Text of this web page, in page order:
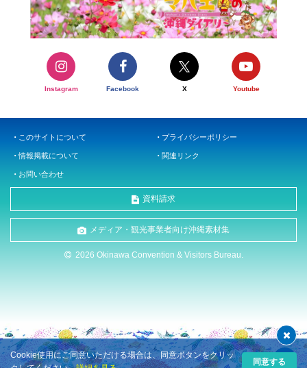
Instagram Facebook X Youtube
このサイトについて プライバシーポリシー
情報掲載について 関連リンク
お問い合わせ
資料請求
メディア・観光事業者向け沖縄素材集
2026 Okinawa Convention & Visitors Bureau.
Cookie使用にご同意いただける場合は、同意ボタンをクリッ
同意する